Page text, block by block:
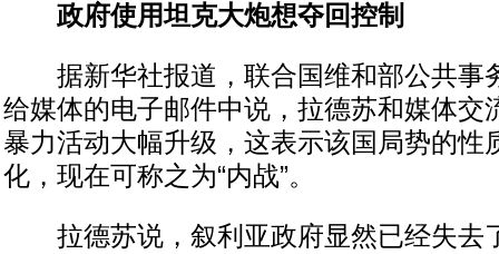
政府使用坦克大炮想夺回控制
据新华社报道，联合国维和部公共事
给媒体的电子邮件中说，拉德苏和媒体交
暴力活动大幅升级，这表示该国局势的性
化，现在可称之为“内战”。
拉德苏说，叙利亚政府显然已经失去